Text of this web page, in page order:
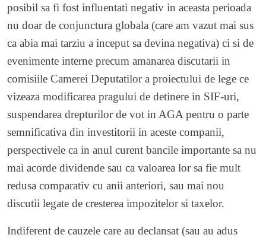
posibil sa fi fost influentati negativ in aceasta perioada
nu doar de conjunctura globala (care am vazut mai sus
ca abia mai tarziu a inceput sa devina negativa) ci si de
evenimente interne precum amanarea discutarii in
comisiile Camerei Deputatilor a proiectului de lege ce
vizeaza modificarea pragului de detinere in SIF-uri,
suspendarea drepturilor de vot in AGA pentru o parte
semnificativa din investitorii in aceste companii,
perspectivele ca in anul curent bancile importante sa nu
mai acorde dividende sau ca valoarea lor sa fie mult
redusa comparativ cu anii anteriori, sau mai nou
discutii legate de cresterea impozitelor si taxelor.
Indiferent de cauzele care au declansat (sau au adus